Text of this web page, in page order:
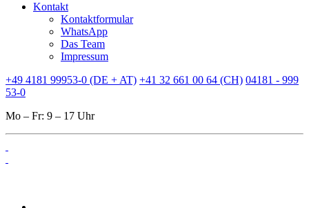
Kontakt
Kontaktformular
WhatsApp
Das Team
Impressum
+49 4181 99953-0 (DE + AT) +41 32 661 00 64 (CH) 04181 - 999
53-0
Mo – Fr: 9 – 17 Uhr